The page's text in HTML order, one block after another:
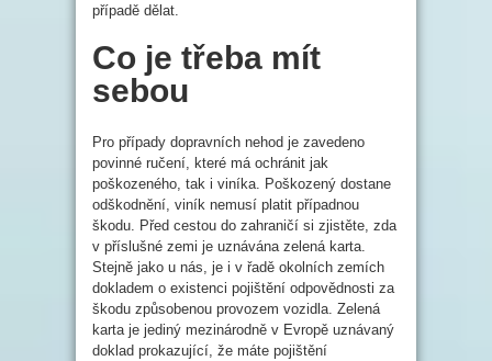
případě dělat.
Co je třeba mít
sebou
Pro případy dopravních nehod je zavedeno
povinné ručení, které má ochránit jak
poškozeného, tak i viníka. Poškozený dostane
odškodnění, viník nemusí platit případnou
škodu. Před cestou do zahraničí si zjistěte, zda
v příslušné zemi je uznávána zelená karta.
Stejně jako u nás, je i v řadě okolních zemích
dokladem o existenci pojištění odpovědnosti za
škodu způsobenou provozem vozidla. Zelená
karta je jediný mezinárodně v Evropě uznávaný
doklad prokazující, že máte pojištění